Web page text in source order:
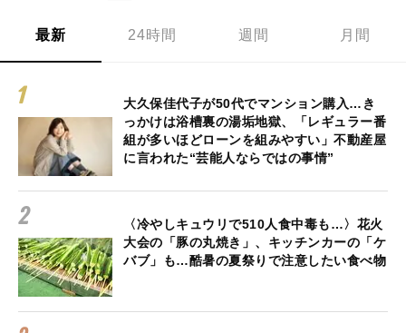
最新 24時間 週間 月間
大久保佳代子が50代でマンション購入…き
っかけは浴槽裏の湯垢地獄、「レギュラー番
組が多いほどローンを組みやすい」不動産屋
に言われた“芸能人ならではの事情”
〈冷やしキュウリで510人食中毒も…〉花火
大会の「豚の丸焼き」、キッチンカーの「ケ
バブ」も…酷暑の夏祭りで注意したい食べ物